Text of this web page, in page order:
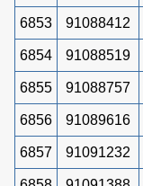
6853 91088412
6854 91088519
6855 91088757
6856 91089616
6857 91091232